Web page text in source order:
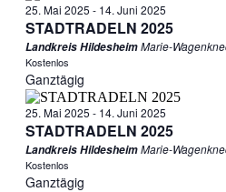
25. Mai 2025 - 14. Juni 2025
STADTRADELN 2025
Landkreis HildesheimMarie-
Kostenlos
Ganztägig
25. Mai 2025 - 14. Juni 2025
STADTRADELN 2025
Landkreis HildesheimMarie-
Kostenlos
Ganztägig